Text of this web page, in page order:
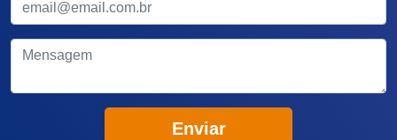
Enviar